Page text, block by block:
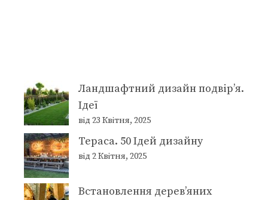
Ландшафтний дизайн подвір’я.
Ідеї
від 23 Квітня, 2025
Тераса. 50 Ідей дизайну
від 2 Квітня, 2025
Встановлення дерев’яних